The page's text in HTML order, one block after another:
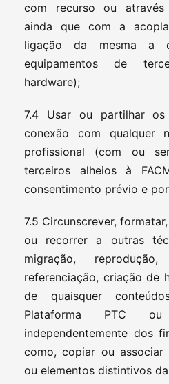
com recurso ou através
ainda que com a
ligação da mesma a
equipamentos de
hardware);
7.4 Usar ou partilhar os
conexão com qualquer
profissional (com ou
terceiros alheios à
consentimento prévio e
7.5 Circunscrever,
ou recorrer a outras
migração,
referenciação, criação de
de quaisquer
Plataforma PTC
independentemente dos
como, copiar ou associar
ou elementos distintivos